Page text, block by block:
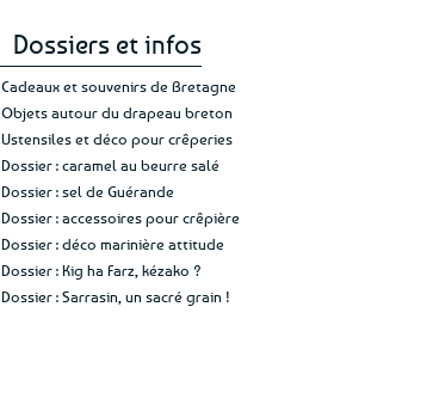
Dossiers et infos
Cadeaux et souvenirs de Bretagne
Objets autour du drapeau breton
Ustensiles et déco pour crêperies
Dossier : caramel au beurre salé
Dossier : sel de Guérande
Dossier : accessoires pour crêpière
Dossier : déco marinière attitude
Dossier : Kig ha Farz, kézako ?
Dossier : Sarrasin, un sacré grain !